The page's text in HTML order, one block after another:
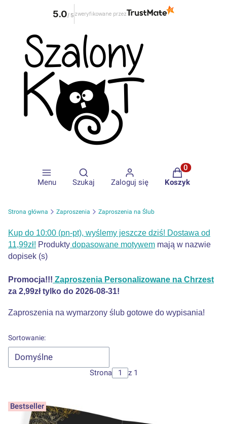
Menu
Otwórz wyszukiwarkę
Szukaj Zaloguj się
Produkty w
Koszyk
Strona główna Zaproszenia Zaproszenia na Ślub
Kup do 10:00 (pn-pt), wyślemy jeszcze dziś! Dostawa od
11,99zł! Produkty dopasowane motywem mają w nazwie
dopisek (s)
Promocja!!! Zaproszenia Personalizowane na Chrzest
za 2,99zł tylko do 2026-08-31!
Zaproszenia na wymarzony ślub gotowe do wypisania!
Lista produktów
Sortowanie:
Domyślne
Strona z 1
Bestseller
5.0/ 5 zweryfikowane przez